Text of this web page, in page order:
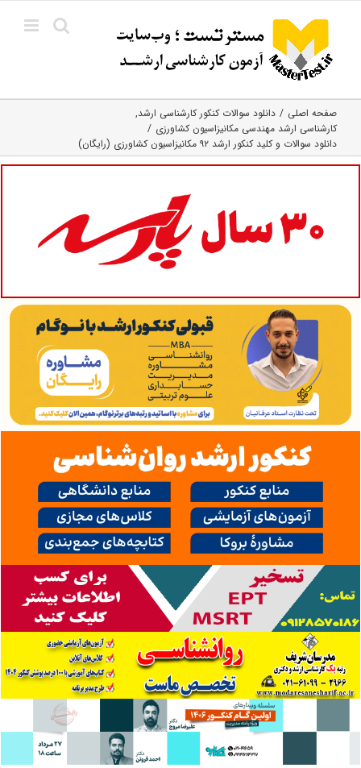
content
صفحه اصلی
دانلود سوالات کنکور کارشناسی ارشد
کارشناسی ارشد مهندسی مکانیزاسیون کشاورزی
دانلود سوالات و کلید کنکور ارشد ۹۲ مکانیزاسیون کشاورزی (رایگان)